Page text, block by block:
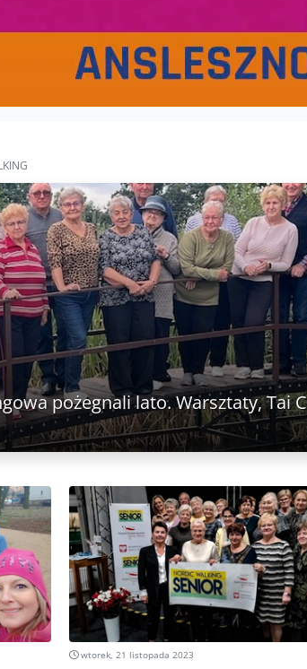
pożegnali lato. Warsztaty, Tai
wtorek, 21 listopada 2023